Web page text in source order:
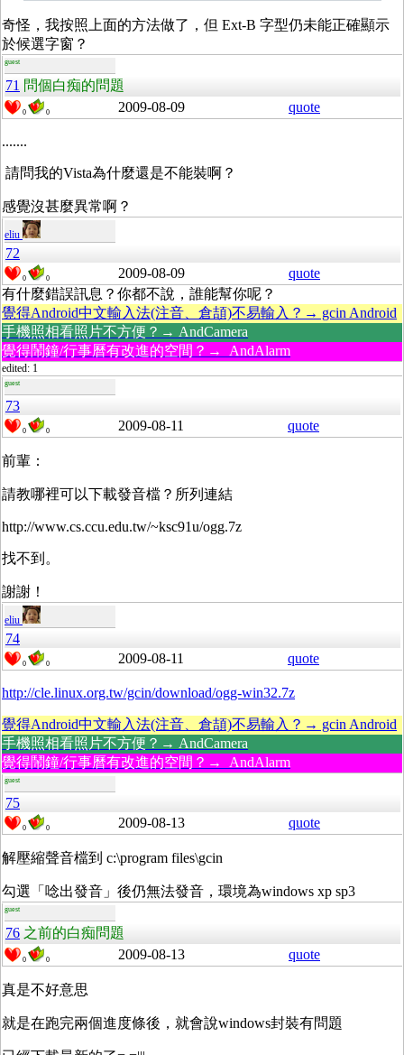
奇怪，我按照上面的方法做了，但 Ext-B 字型仍未能正確顯示
於候選字窗？
guest
71 問個白痴的問題
0 0 2009-08-09 quote
.......
請問我的Vista為什麼還是不能裝啊？
感覺沒甚麼異常啊？
eliu
72
0 0 2009-08-09
quote
有什麼錯誤訊息？你都不說，誰能幫你呢？
覺得Android中文輸入法(注音、倉頡)不易輸入？→ gcin Android
手機照相看照片不方便？→ AndCamera
覺得鬧鐘/行事曆有改進的空間？→ AndAlarm
edited: 1
guest
73
0 0 2009-08-11 quote
前輩：
請教哪裡可以下載發音檔？所列連結
http://www.cs.ccu.edu.tw/~ksc91u/ogg.7z
找不到。
謝謝！
eliu
74
0 0 2009-08-11 quote
http://cle.linux.org.tw/gcin/download/ogg-win32.7z
覺得Android中文輸入法(注音、倉頡)不易輸入？→ gcin Android
手機照相看照片不方便？→ AndCamera
覺得鬧鐘/行事曆有改進的空間？→ AndAlarm
guest
75
0 0 2009-08-13 quote
解壓縮聲音檔到 c:\program files\gcin
勾選「唸出發音」後仍無法發音，環境為windows xp sp3
guest
76 之前的白痴問題
0 0 2009-08-13 quote
真是不好意思
就是在跑完兩個進度條後，就會說windows封裝有問題